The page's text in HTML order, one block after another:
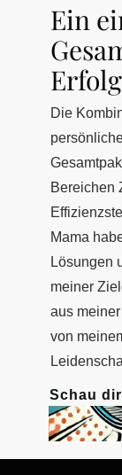
Ein
Erfolg
Die
Bereichen
Mama
Lösungen
meiner
aus
von
Schau